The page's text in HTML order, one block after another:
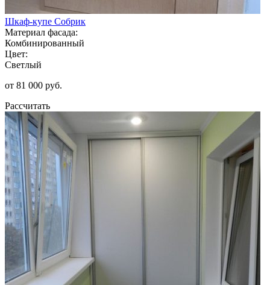
Шкаф-купе Собрик
Материал фасада:
Комбинированный
Цвет:
Светлый
от 81 000 руб.
Рассчитать